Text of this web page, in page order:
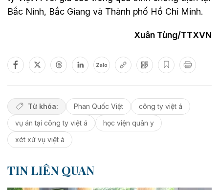
Bắc Ninh, Bắc Giang và Thành phố Hồ Chí Minh.
Xuân Tùng/TTXVN
Zalo
Từ khóa: Phan Quốc Việt
công ty việt á
vụ án tại công ty việt á
học viện quân y
xét xử vụ việt á
TIN LIÊN QUAN